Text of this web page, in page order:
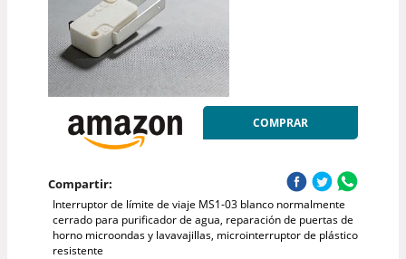
COMPRAR
Compartir:
Interruptor de límite de viaje MS1-03 blanco normalmente
cerrado para purificador de agua, reparación de puertas de
horno microondas y lavavajillas, microinterruptor de plástico
resistente